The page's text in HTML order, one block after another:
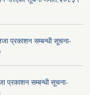
प्रकाशन सम्बन्धी सूचना-
प्रकाशन सम्बन्धी सूचना-